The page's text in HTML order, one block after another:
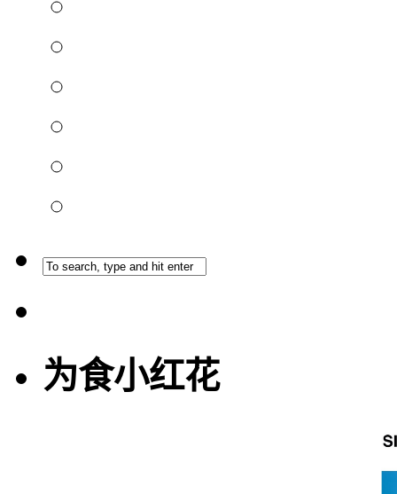
为食小红花